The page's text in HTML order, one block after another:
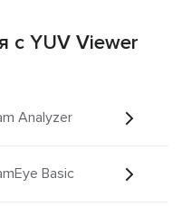
с YUV Viewer
Analyzer
Basic